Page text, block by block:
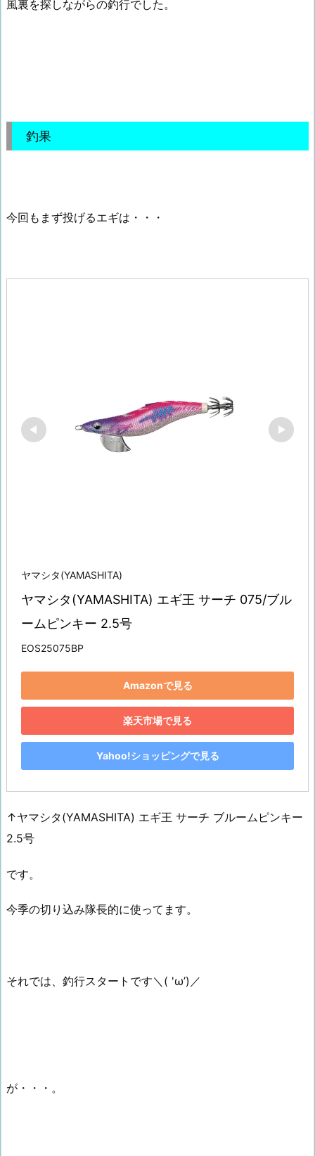
風裏を探しながらの釣行でした。
釣果
今回もまず投げるエギは・・・
ヤマシタ(YAMASHITA)
ヤマシタ(YAMASHITA) エギ王 サーチ 075/ブル
ームピンキー 2.5号
EOS25075BP
Amazonで見る
楽天市場で見る
Yahoo!ショッピングで見る
↑ヤマシタ(YAMASHITA) エギ王 サーチ ブルームピンキー
2.5号
です。
今季の切り込み隊長的に使ってます。
それでは、釣行スタートです＼( 'ω’)／
が・・・。